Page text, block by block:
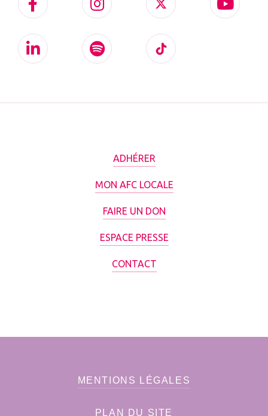
ADHÉRER
MON AFC LOCALE
FAIRE UN DON
ESPACE PRESSE
CONTACT
MENTIONS LÉGALES
PLAN DU SITE